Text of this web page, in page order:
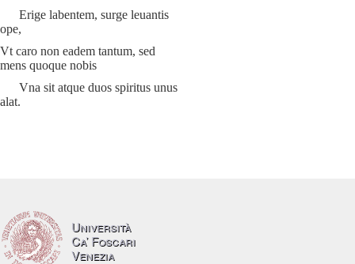
Erige labentem, surge leuantis
ope,
Vt caro non eadem tantum, sed
mens quoque nobis
Vna sit atque duos spiritus unus
alat.
Università
Ca’ Foscari
Venezia